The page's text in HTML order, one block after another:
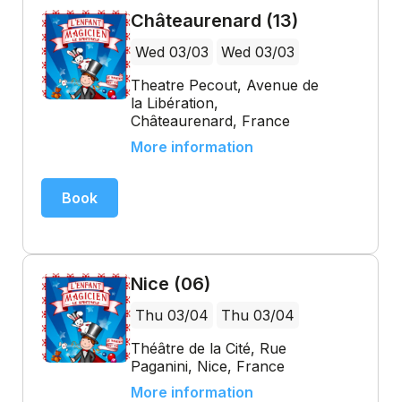
Châteaurenard (13)
Wed 03/03
Wed 03/03
Theatre Pecout, Avenue de
la Libération,
Châteaurenard, France
More information
Book
Nice (06)
Thu 03/04
Thu 03/04
Théâtre de la Cité, Rue
Paganini, Nice, France
More information